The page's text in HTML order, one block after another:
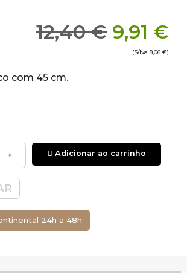
12,40 € 9,91 €
(S/Iva 8,06 €)
com 45 cm.
+ Adicionar ao carrinho
24h a 48h